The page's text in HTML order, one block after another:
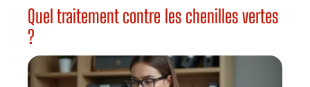
Quel traitement contre les chenilles vertes
?